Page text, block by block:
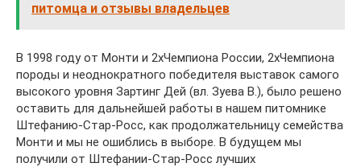
питомца и отзывы владельцев
В 1998 году от Монти и 2хЧемпиона России, 2хЧемпиона
породы и неоднократного победителя выставок самого
высокого уровня Зартинг Дей (вл. Зуева В.), было решено
оставить для дальнейшей работы в нашем питомнике
Штефанию-Стар-Росс, как продолжательницу семейства
Монти и мы не ошиблись в выборе. В будущем мы
получили от Штефании-Стар-Росс лучших